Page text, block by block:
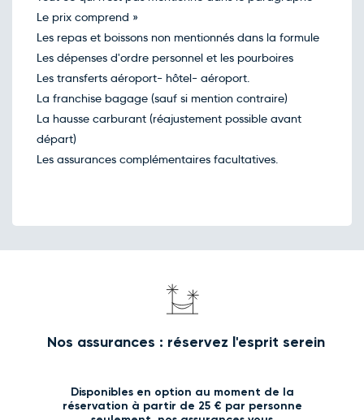
Le prix comprend »
Les repas et boissons non mentionnés dans la formule
Les dépenses d'ordre personnel et les pourboires
Les transferts aéroport- hôtel- aéroport.
La franchise bagage (sauf si mention contraire)
La hausse carburant (réajustement possible avant
départ)
Les assurances complémentaires facultatives.
Nos assurances : réservez l'esprit serein
Disponibles en option au moment de la
réservation à partir de 25 € par personne